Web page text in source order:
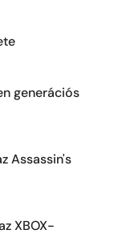
generációs
Assassin's
XBOX-